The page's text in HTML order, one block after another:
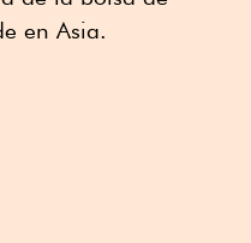
en Asia.